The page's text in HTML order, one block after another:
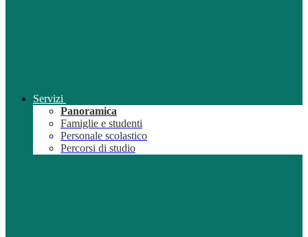
Servizi
Panoramica
Famiglie e studenti
Personale scolastico
Percorsi di studio